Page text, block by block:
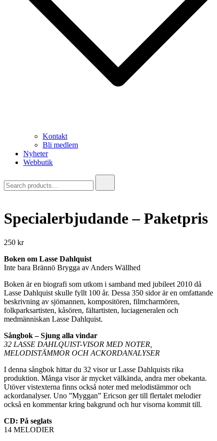
Kontakt
Bli medlem
Nyheter
Webbutik
for:
Specialerbjudande – Paketpris
250 kr
Boken om Lasse Dahlquist
Inte bara Brännö Brygga av Anders Wällhed
Boken är en biografi som utkom i samband med jubileet 2010 då
Lasse Dahlquist skulle fyllt 100 år. Dessa 350 sidor är en omfattande
beskrivning av sjömannen, kompositören, filmcharmören,
folkparksartisten, kåsören, fältartisten, luciageneralen och
medmänniskan Lasse Dahlquist.
Sångbok – Sjung alla vindar
32 LASSE DAHLQUIST-VISOR MED NOTER,
MELODISTÄMMOR OCH ACKORDANALYSER
I denna sångbok hittar du 32 visor ur Lasse Dahlquists rika
produktion. Många visor är mycket välkända, andra mer obekanta.
Utöver vistexterna finns också noter med melodistämmor och
ackordanalyser. Uno ”Myggan” Ericson ger till flertalet melodier
också en kommentar kring bakgrund och hur visorna kommit till.
CD: På seglats
14 MELODIER